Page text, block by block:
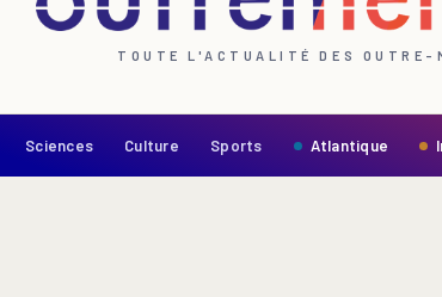
TOUTE L'ACTUALITÉ DES OUTRE-
Sciences Culture Sports Atlantique